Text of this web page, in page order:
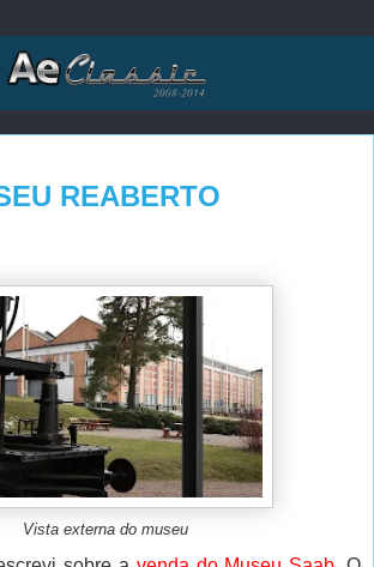
REABERTO
Vista externa do museu